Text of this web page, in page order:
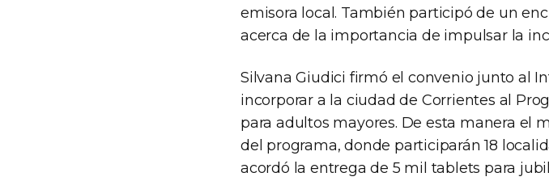
emisora local. También participó de un
acerca de la importancia de impulsar la
Silvana Giudici firmó el convenio junto al
incorporar a la ciudad de Corrientes al
para adultos mayores. De esta manera el
del programa, donde participarán 18
acordó la entrega de 5 mil tablets para